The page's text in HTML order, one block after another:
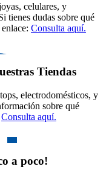
celulares, y
tienes dudas sobre qué
Consulta aquí.
Tiendas
electrodomésticos, y
sobre qué
Consulta aquí.
a poco!